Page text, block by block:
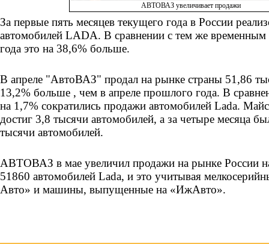
АВТОВАЗ увеличивает продажи
За первые пять месяцев текущего года в России
автомобилей LADA. В сравнении с тем же
года это на 38,6% больше.
В апреле "АвтоВАЗ" продал на рынке страны 51,86
13,2% больше , чем в апреле прошлого года. В
на 1,7% сократились продажи автомобилей Lada.
достиг 3,8 тысячи автомобилей, а за четыре месяца
тысячи автомобилей.
АВТОВАЗ в мае увеличил продажи на рынке России
51860 автомобилей Lada, и это учитывая
Авто» и машины, выпущенные на «ИжАвто».